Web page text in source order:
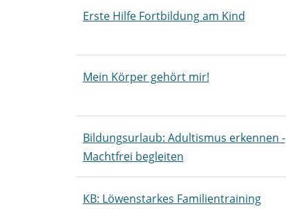
Erste Hilfe Fortbildung am Kind
Mein Körper gehört mir!
Bildungsurlaub: Adultismus erkennen -
Machtfrei begleiten
KB: Löwenstarkes Familientraining